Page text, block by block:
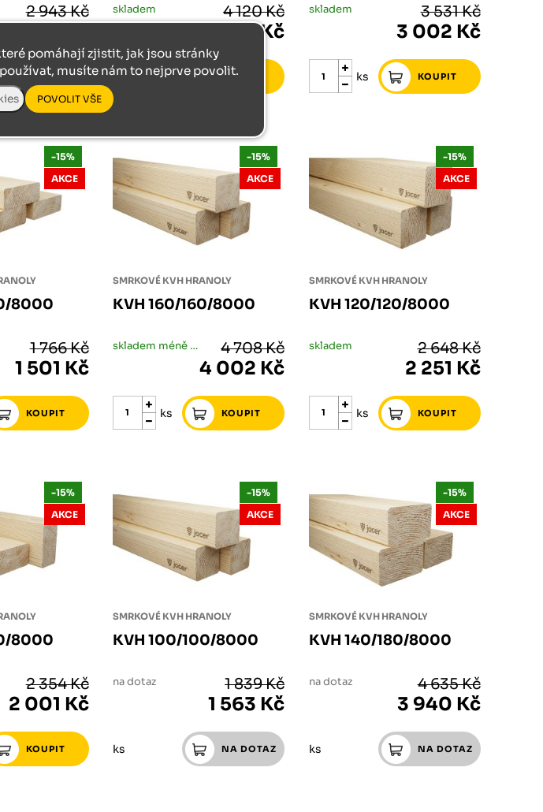
2 943 Kč skladem 4 120 Kč
3 502 Kč
ks
skladem 3 531 Kč
3 002 Kč
ks
8000
-15%
AKCE
1 766 Kč
1 501 Kč
SMRKOVÉ KVH HRANOLY
KVH 160/160/8000
-15%
AKCE
skladem méně než 5 ks 4 708 Kč
4 002 Kč
ks
SMRKOVÉ KVH HRANOLY
KVH 120/120/8000
-15%
AKCE
skladem 2 648 Kč
2 251 Kč
ks
8000
-15%
AKCE
2 354 Kč
2 001 Kč
SMRKOVÉ KVH HRANOLY
KVH 100/100/8000
-15%
AKCE
na dotaz 1 839 Kč
1 563 Kč
ks
SMRKOVÉ KVH HRANOLY
KVH 140/180/8000
-15%
AKCE
na dotaz 4 635 Kč
3 940 Kč
ks
pomáhají zjistit, jak jsou stránky
musíte nám to nejprve povolit.